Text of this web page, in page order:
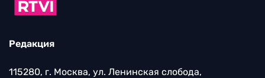
Редакция
115280, г. Москва, ул. Ленинская слобода,